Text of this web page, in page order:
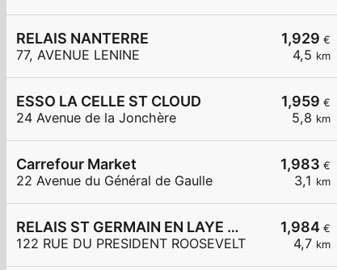
1,929 €
4,5 km
RELAIS NANTERRE
77, AVENUE LENINE
1,959 €
5,8 km
ESSO LA CELLE ST CLOUD
24 Avenue de la Jonchère
1,983 €
3,1 km
Carrefour Market
22 Avenue du Général de Gaulle
1,984 €
4,7 km
RELAIS ST GERMAIN EN LAYE ROOSEVELT
122 RUE DU PRESIDENT ROOSEVELT